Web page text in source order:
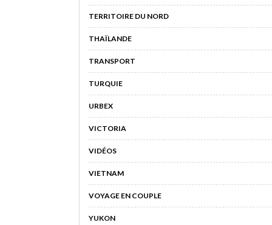
TERRITOIRE DU NORD
THAÏLANDE
TRANSPORT
TURQUIE
URBEX
VICTORIA
VIDÉOS
VIETNAM
VOYAGE EN COUPLE
YUKON